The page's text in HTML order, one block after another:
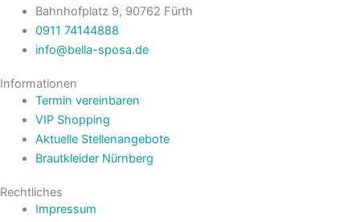
Bahnhofplatz 9, 90762 Fürth
0911 74144888
info@bella-sposa.de
Informationen
Termin vereinbaren
VIP Shopping
Aktuelle Stellenangebote
Brautkleider Nürnberg
Rechtliches
Impressum